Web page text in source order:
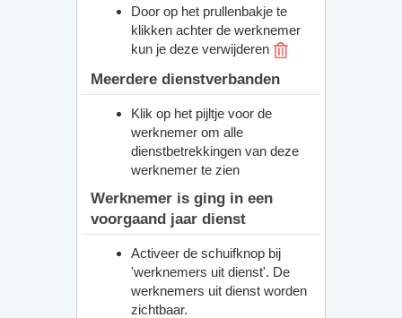
Door op het prullenbakje te
klikken achter de werknemer
kun je deze verwijderen
Meerdere dienstverbanden
Klik op het pijltje voor de
werknemer om alle
dienstbetrekkingen van deze
werknemer te zien
Werknemer is ging in een
voorgaand jaar dienst
Activeer de schuifknop bij
'werknemers uit dienst'. De
werknemers uit dienst worden
zichtbaar.